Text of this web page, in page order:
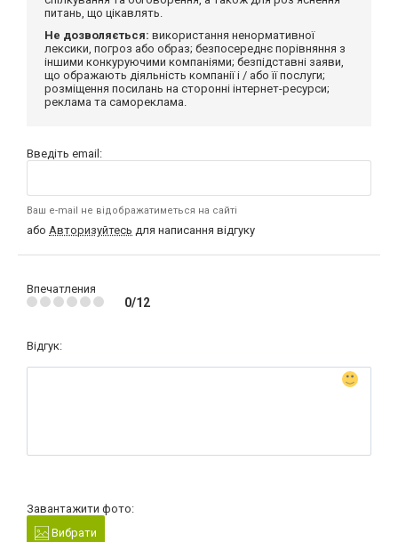
питань, що цікавлять.
Не дозволяється: використання ненормативної
лексики, погроз або образ; безпосереднє порівняння з
іншими конкуруючими компаніями; безпідставні заяви,
що ображають діяльність компанії і / або її послуги;
розміщення посилань на сторонні інтернет-ресурси;
реклама та самореклама.
Введіть email:
Ваш e-mail не відображатиметься на сайті
або Авторизуйтесь для написання відгуку
Впечатления
0/12
Відгук:
Завантажити фото:
Вибрати